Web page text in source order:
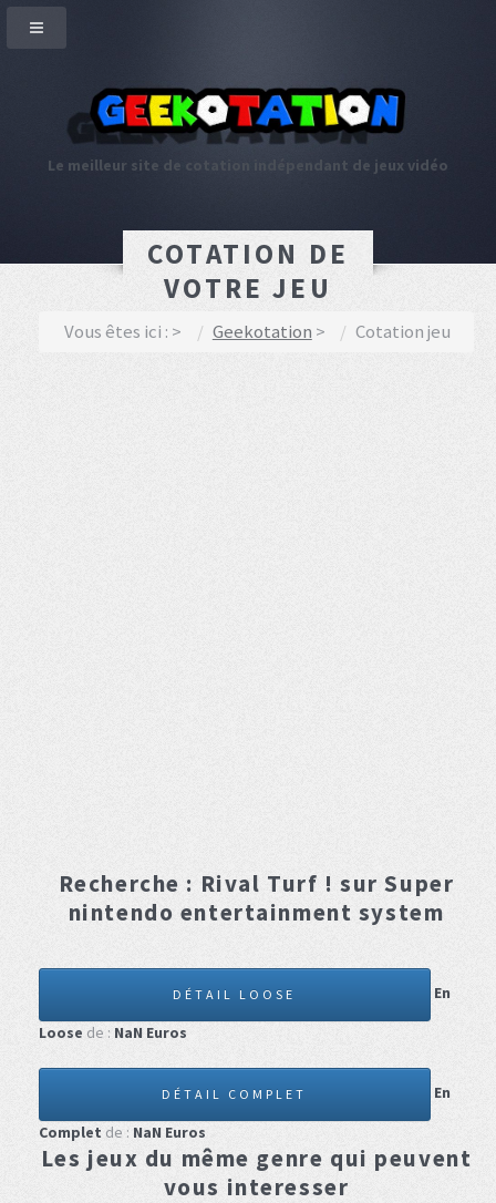
Le meilleur site de cotation indépendant de jeux vidéo
COTATION DE
VOTRE JEU
Vous êtes ici : Geekotation Cotation jeu
Recherche : Rival Turf ! sur Super
nintendo entertainment system
DÉTAIL LOOSE
En
Loose de : NaN Euros
DÉTAIL COMPLET
En
Complet de : NaN Euros
Les jeux du même genre qui peuvent
vous interesser